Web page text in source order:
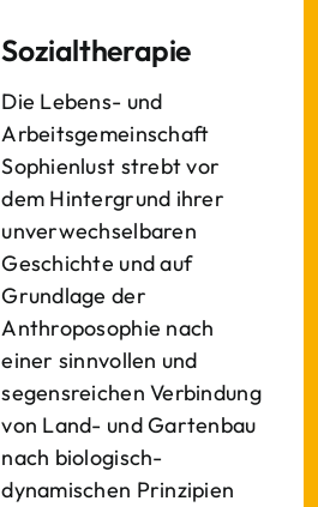
Sozialtherapie
Die Lebens- und
Arbeitsgemeinschaft
Sophienlust strebt vor
dem Hintergrund ihrer
unverwechselbaren
Geschichte und auf
Grundlage der
Anthroposophie nach
einer sinnvollen und
segensreichen Verbindung
von Land- und Gartenbau
nach biologisch-
dynamischen Prinzipien